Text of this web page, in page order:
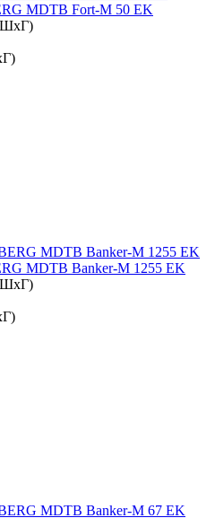
MDTB Fort-M 50 EK
MDTB Banker-M 1255 EK